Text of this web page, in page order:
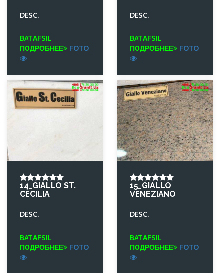
DESC.
BATAFSIL |
ПОДРОБНЕЕ
FOTO
DESC.
BATAFSIL |
ПОДРОБНЕЕ
FOTO
14_GIALLO ST.
CECILIA
DESC.
BATAFSIL |
ПОДРОБНЕЕ
FOTO
15_GIALLO
VENEZIANO
DESC.
BATAFSIL |
ПОДРОБНЕЕ
FOTO